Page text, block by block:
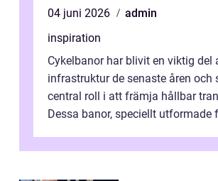
04 juni 2026
admin
inspiration
Cykelbanor har blivit en viktig del
infrastruktur de senaste åren och
central roll i att främja hållbar
Dessa banor, speciellt utformade